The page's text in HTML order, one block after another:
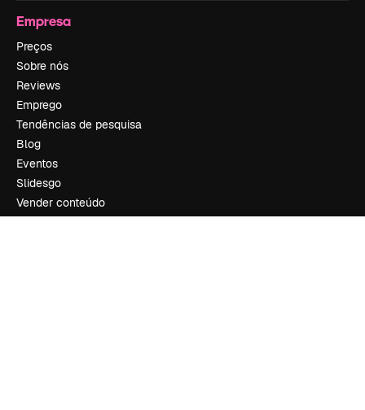
Empresa
Preços
Sobre nós
Reviews
Emprego
Tendências de pesquisa
Blog
Eventos
Slidesgo
Vender conteúdo